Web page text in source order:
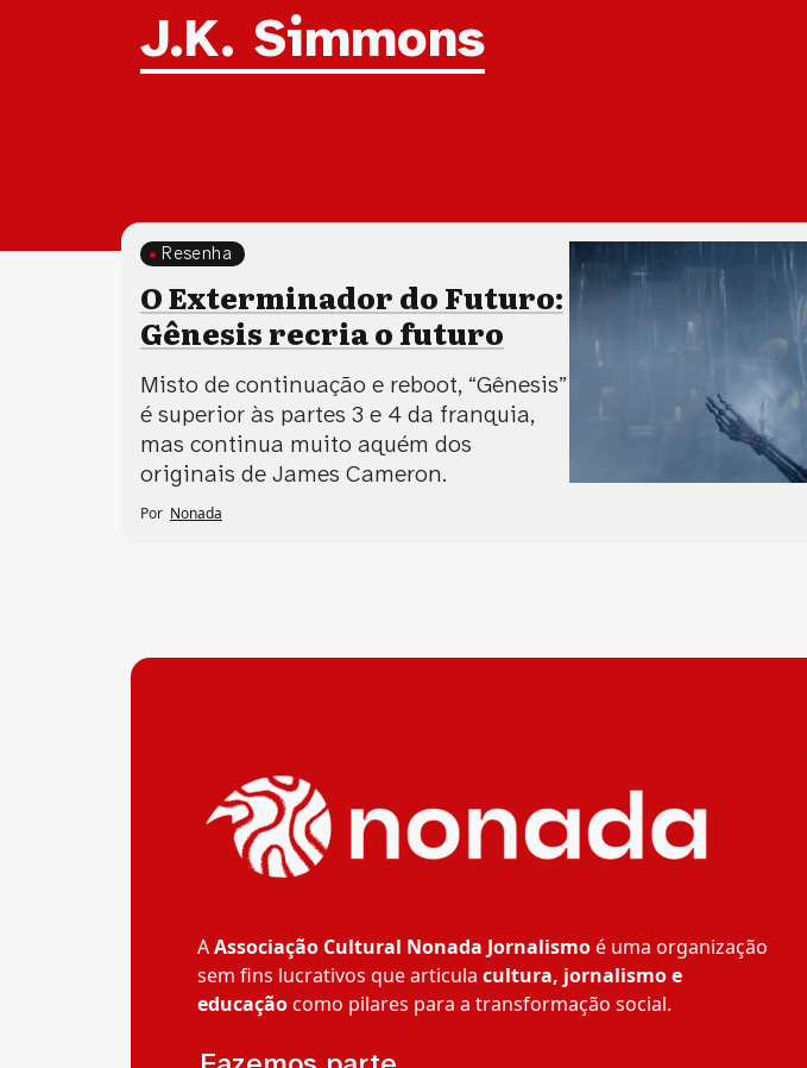
Tag:
J.K. Simmons
Resenha
O Exterminador do Futuro:
Gênesis recria o futuro
Misto de continuação e reboot, “Gênesis”
é superior às partes 3 e 4 da franquia,
mas continua muito aquém dos
originais de James Cameron.
Por Nonada
AAssociação Cultural Nonada Jornalismoé uma organização
sem fins lucrativos que articula cultura, jornalismo e
educaçãocomo pilares para a transformação social.